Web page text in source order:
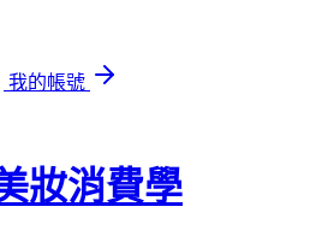
我的帳號
妝消費學